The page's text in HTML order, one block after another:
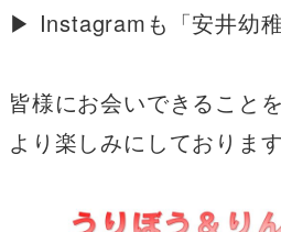
▶ Instagramも「安井幼
皆様にお会いできること
より楽しみにしております